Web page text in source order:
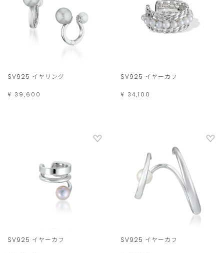
SV925 イヤリング
¥ 39,600
SV925 イヤーカフ
¥ 34,100
SV925 イヤーカフ SV925 イヤーカフ